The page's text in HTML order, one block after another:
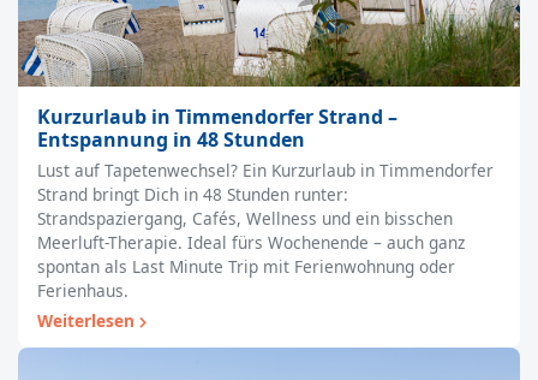
Kurzurlaub in Timmendorfer Strand –
Entspannung in 48 Stunden
Lust auf Tapetenwechsel? Ein Kurzurlaub in Timmendorfer
Strand bringt Dich in 48 Stunden runter:
Strandspaziergang, Cafés, Wellness und ein bisschen
Meerluft-Therapie. Ideal fürs Wochenende – auch ganz
spontan als Last Minute Trip mit Ferienwohnung oder
Ferienhaus.
Weiterlesen